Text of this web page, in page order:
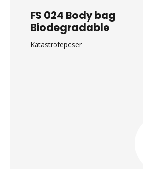
FS 024 Body bag
Biodegradable
Katastrofeposer